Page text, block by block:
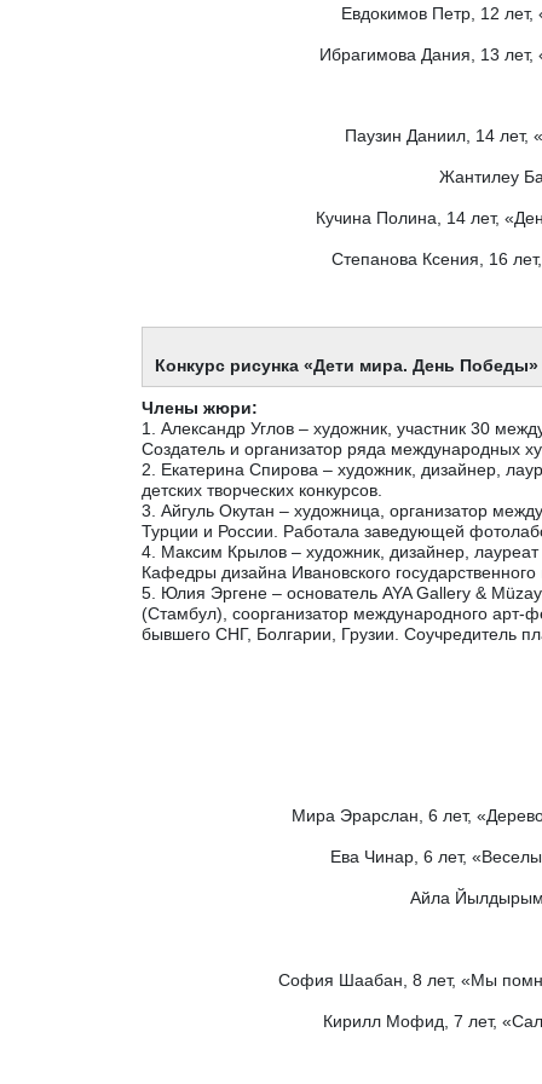
Евдокимов Петр, 12
Ибрагимова Дания, 13
Паузин Даниил, 14
Жантилеу
Кучина Полина, 14 лет,
Степанова Ксения, 16
Конкурс рисунка «Дети мира. День Победы»
Члены жюри:
1. Александр Углов – художник, участник 30
Создатель и организатор ряда международных
2. Екатерина Спирова – художник, дизайнер,
детских творческих конкурсов.
3. Айгуль Окутан – художница, организатор
Турции и России. Работала заведующей
4. Максим Крылов – художник, дизайнер,
Кафедры дизайна Ивановского государственного
5. Юлия Эргене – основатель AYA Gallery &
(Стамбул), соорганизатор международного арт-
бывшего СНГ, Болгарии, Грузии. Соучредитель
Мира Эрарслан, 6 лет,
Ева Чинар, 6 лет,
Айла Йылдырым,
София Шаабан, 8 лет, «Мы
Кирилл Мофид, 7 лет,